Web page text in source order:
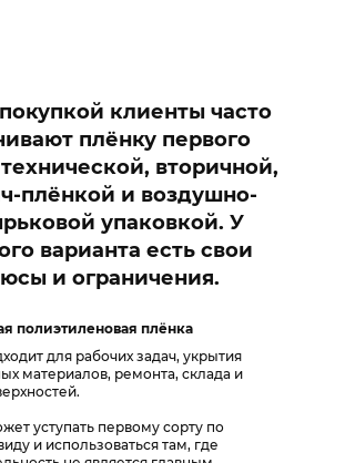
клиенты часто
плёнку первого
вторичной,
плёнкой и воздушно-
упаковкой. У
варианта есть свои
и ограничения.
полиэтиленовая плёнка
для рабочих задач, укрытия
материалов, ремонта, склада и
уступать первому сорту по
и использоваться там, где